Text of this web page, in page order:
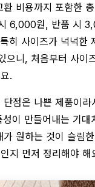
비용까지 포함한
6,000원, 반품 시
히 사이즈가 넉넉한
으니, 처음부터 사이
.
점은 나쁜 제품이라
성이 만들어내는 기
원하는 것이 슬림
지 먼저 정리해야 해